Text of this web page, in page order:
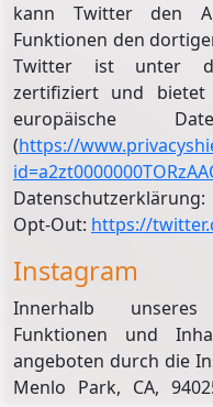
kann Twitter den
Funktionen den
Twitter ist unter
zertifiziert und bietet
europäische
(https://
Opt-Out: https://
Instagram
Innerhalb
Funktionen und
angeboten durch die
Menlo Park, CA,